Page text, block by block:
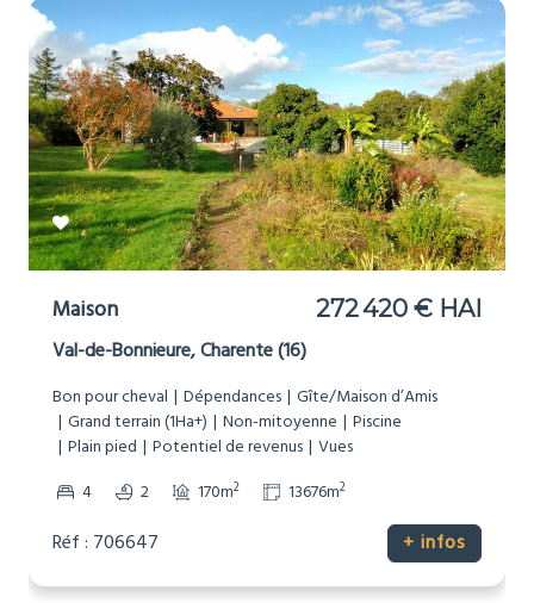
Maison 272 420 € HAI
Val-de-Bonnieure, Charente (16)
Bon pour cheval Dépendances Gîte/Maison d’Amis
Grand terrain (1Ha+)
Non-mitoyenne
Piscine
Plain pied
Potentiel de revenus Vues
4
2 170m2 13676m2
Réf : 706647 + infos